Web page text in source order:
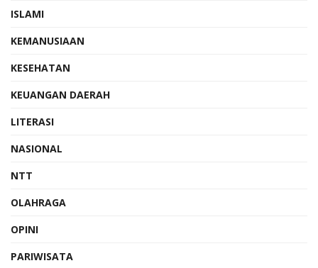
ISLAMI
KEMANUSIAAN
KESEHATAN
KEUANGAN DAERAH
LITERASI
NASIONAL
NTT
OLAHRAGA
OPINI
PARIWISATA